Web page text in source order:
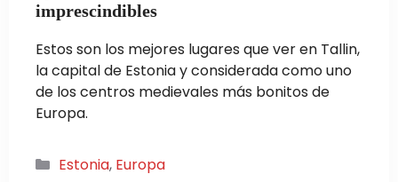
imprescindibles
Estos son los mejores lugares que ver en Tallin,
la capital de Estonia y considerada como uno
de los centros medievales más bonitos de
Europa.
Categorías
Estonia, Europa